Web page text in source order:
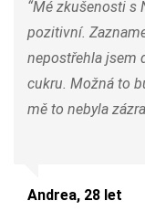
“Mé zkušenosti s
pozitivní.
nepostřehla jsem
cukru. Možná to
mě to nebyla
Andrea, 28 let